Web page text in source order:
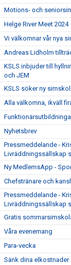
Motions- och
Helge River Meet 2024
Vi välkomnar vår nya
Andreas Lidholm
KSLS inbjuder till
och JEM
KSLS söker ny
Alla välkomna, ikväll
Nyhetsbrev
Pressmeddelande -
Livräddningssällskap
Ny MedlemsApp -
Chefstränare och
Pressmeddelande -
Livräddningssällskap
Gratis
Våra evenemang
Para-vecka
Sänk dina